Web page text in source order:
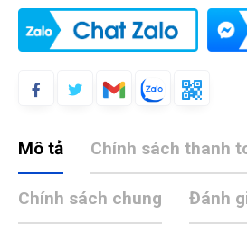
Mô tả Chính sách thanh
Chính sách chung Đánh